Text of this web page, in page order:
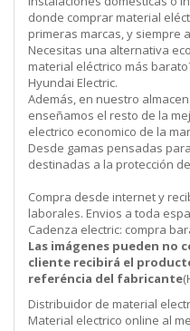
donde comprar material
primeras marcas, y siempre
Necesitas una alternativa
material eléctrico más
Hyundai Electric.
Además, en nuestro
enseñamos el resto de la
electrico economico de la
Desde gamas pensadas
destinadas a la protección
Compra desde internet y
laborales. Envios a toda
Cadenza electric: compra
Las imágenes pueden no
cliente recibirá el
referéncia del fabricante
Distribuidor de material
Material electrico online al